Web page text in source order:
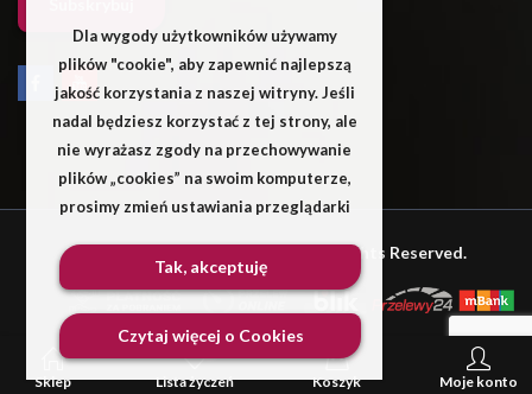
Wams © 2025 by PressLayouts All Rights Reserved.
Sklep Lista życzeń
0
Koszyk Moje konto
Dla wygody użytkowników używamy
plików "cookie", aby zapewnić najlepszą
jakość korzystania z naszej witryny. Jeśli
nadal będziesz korzystać z tej strony, ale
nie wyrażasz zgody na przechowywanie
plików „cookies” na swoim komputerze,
prosimy zmień ustawiania przeglądarki
Tak, akceptuję
Czytaj więcej o Cookies